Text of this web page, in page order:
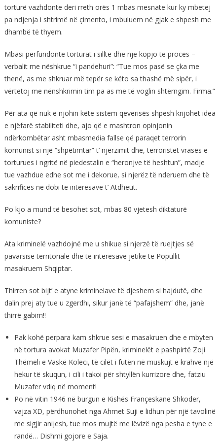
torturë vazhdonte deri rreth orës 1 mbas mesnate kur ky mbetej
pa ndjenja i shtrimë në çimento, i mbuluem në gjak e shpesh me
dhambë të thyem.
Mbasi perfundonte torturat i sillte dhe një kopjo të proces –
verbalit me nëshkrue “i pandehuri”: “Tue mos pasë se çka me
thenë, as me shkruar më tepër se këto sa thashë më sipër, i
vërtetoj me nënshkrimin tim pa as me të voglin shtërngim. Firma.”
Për ata që nuk e njohin këte sistem qeverisës shpesh krijohet idea
e njëfarë stabiliteti dhe, ajo që e mashtron opinjonin
ndërkombëtar asht mbasmedia fallse që paraqet terrorin
komunist si një “shpëtimtar” t’ njerzimit dhe, terroristët vrasës e
torturues i ngritë në piedestalin e “heronjve të heshtun”, madje
tue vazhdue edhe sot me i dekorue, si njerëz të nderuem dhe të
sakrificës në dobi të interesave t’ Atdheut.
Po kjo a mund të besohet sot, mbas 80 vjetesh diktaturë
komuniste?
Ata kriminelë vazhdojnë me u shikue si njerzë të ruejtjes së
pavarsisë territoriale dhe të interesave jetike të Popullit
masakruem Shqiptar.
Thirren sot bijt’ e atyne kriminelave të djeshem si hajdutë, dhe
dalin prej aty tue u zgerdhi, sikur janë të “pafajshem” dhe, janë
thirrë gabim!!
Pak kohë perpara kam shkrue sesi e masakruen dhe e mbyten
në tortura avokat Muzafer Pipën, kriminelët e pashpirtë Zoji
Thëmeli e Vaskë Koleci, të cilët i futën në muskujt e krahve një
hekur të skuqun, i cili i takoi për shtyllën kurrizore dhe, fatziu
Muzafer vdiq në moment!
Po në vitin 1946 në burgun e Kishës Françeskane Shkoder,
vajza XD, përdhunohet nga Ahmet Suji e lidhun për një tavolinë
me sigjir anijesh, tue mos mujtë me lëvizë nga pesha e tyne e
randë… Dishmi gojore e Saja.